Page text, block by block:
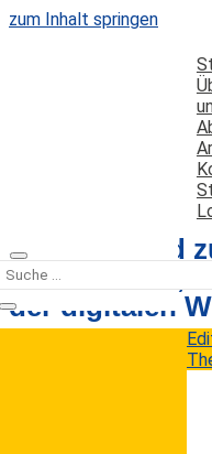
zum Inhalt springen
Sprache wird
Schnittstelle,
der digitalen